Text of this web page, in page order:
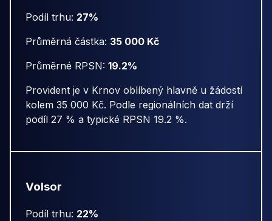
Podíl trhu: 27%
Průměrná částka: 35 000 Kč
Průměrné RPSN: 19.2%
Provident je v Krnov oblíbený hlavně u žádostí
kolem 35 000 Kč. Podle regionálních dat drží
podíl 27 % a typické RPSN 19.2 %.
Volsor
Podíl trhu: 22%